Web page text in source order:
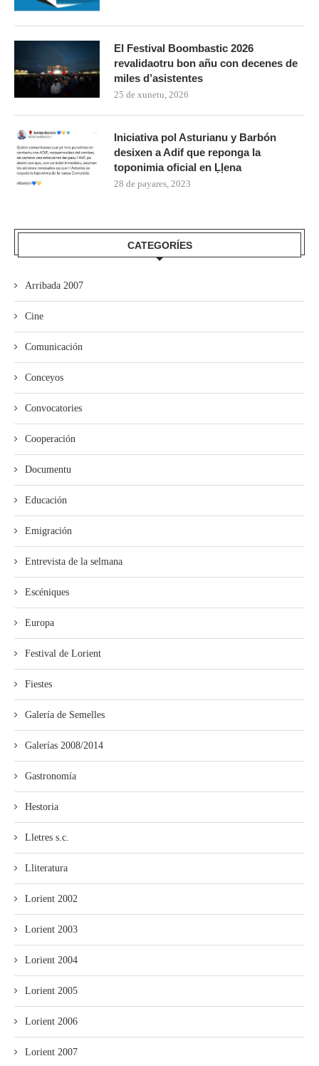
El Festival Boombastic 2026
revalidaotru bon añu con decenes de
miles d’asistentes
25 de xunetu, 2026
Iniciativa pol Asturianu y Barbón
desixen a Adif que reponga la
toponimia oficial en Ḷḷena
28 de payares, 2023
CATEGORÍES
Arribada 2007
Cine
Comunicación
Conceyos
Convocatories
Cooperación
Documentu
Educación
Emigración
Entrevista de la selmana
Escéniques
Europa
Festival de Lorient
Fiestes
Galería de Semelles
Galerías 2008/2014
Gastronomía
Hestoria
Lletres s.c.
Lliteratura
Lorient 2002
Lorient 2003
Lorient 2004
Lorient 2005
Lorient 2006
Lorient 2007